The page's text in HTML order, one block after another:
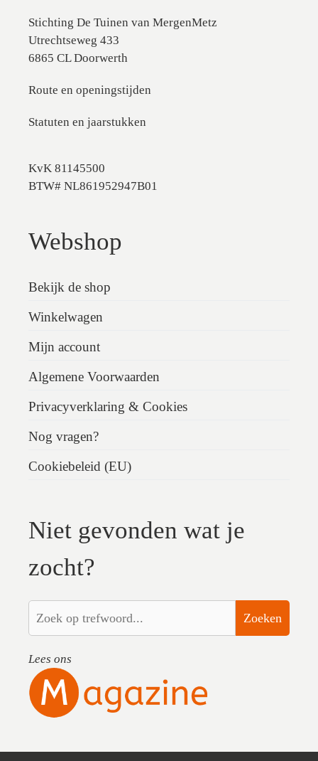
Stichting De Tuinen van MergenMetz
Utrechtseweg 433
6865 CL Doorwerth
Route en openingstijden
Statuten en jaarstukken
KvK 81145500
BTW# NL861952947B01
Webshop
Bekijk de shop
Winkelwagen
Mijn account
Algemene Voorwaarden
Privacyverklaring & Cookies
Nog vragen?
Cookiebeleid (EU)
Niet gevonden wat je
zocht?
Zoeken
Lees ons